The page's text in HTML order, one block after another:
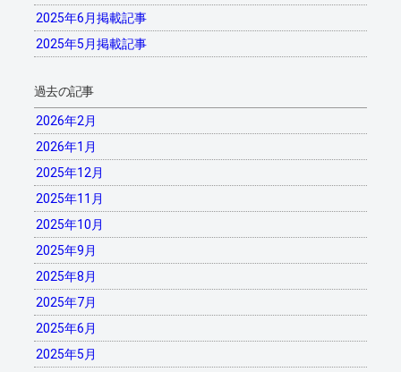
2025年6月掲載記事
2025年5月掲載記事
過去の記事
2026年2月
2026年1月
2025年12月
2025年11月
2025年10月
2025年9月
2025年8月
2025年7月
2025年6月
2025年5月